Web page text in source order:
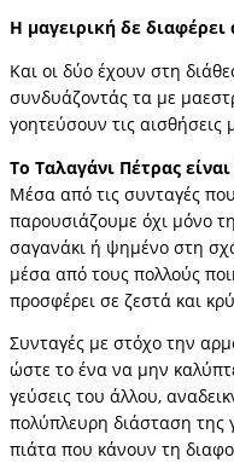
Η μαγειρική δε
Και οι δύο έχουν στη
συνδυάζοντάς τα με
γοητεύσουν τις αισθήσεις
Το Ταλαγάνι Πέτρας
Μέσα από τις συνταγές
παρουσιάζουμε όχι μόνο
σαγανάκι ή ψημένο στη
μέσα από τους πολλούς
προσφέρει σε ζεστά και
Συνταγές με στόχο την
ώστε το ένα να μην
γεύσεις του άλλου,
πολύπλευρη διάσταση της
πιάτα που κάνουν τη